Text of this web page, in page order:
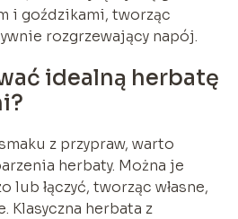
i goździkami, tworząc
rozgrzewający napój.
idealną herbatę
z przypraw, warto
herbaty. Można je
łączyć, tworząc własne,
Klasyczna herbata z